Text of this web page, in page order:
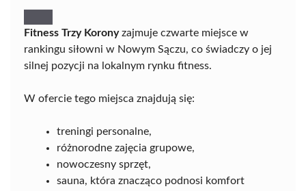
Fitness Trzy Koronyzajmuje czwarte miejsce w
rankingu siłowni w Nowym Sączu, co świadczy o jej
silnej pozycji na lokalnym rynku fitness.
W ofercie tego miejsca znajdują się:
treningi personalne,
różnorodne zajęcia grupowe,
nowoczesny sprzęt,
sauna, która znacząco podnosi komfort